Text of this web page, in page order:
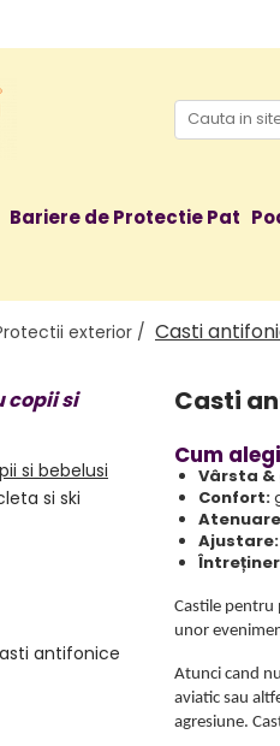
si
Bariere de Protectie Pat
exterior / Casti
Casti
Cum
Vârsta
Confort:
Ajustare:
Castile pentru
unor
Atunci cand
aviatic sau
agresiune.
copii si
si bebelusi
si ski
antifonice